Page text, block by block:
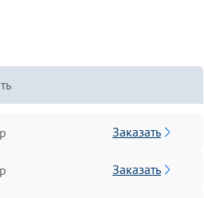
Заказать
Заказать